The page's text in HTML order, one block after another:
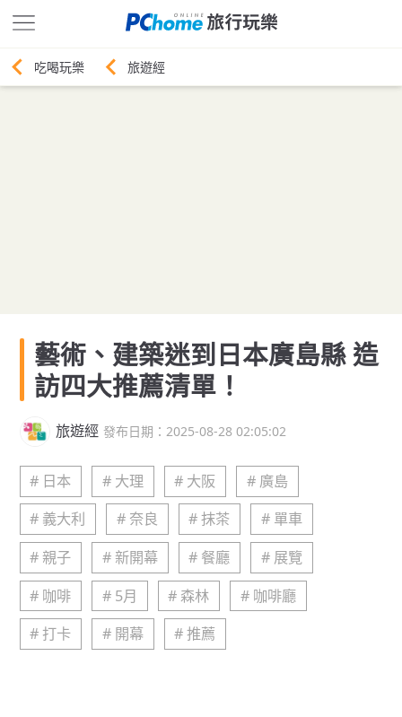
旅遊經
藝術、建築迷到日本廣島縣 造
訪四大推薦清單！
旅遊經 發布日期：2025-08-28 02:05:02
# 日本 # 大理 # 大阪
# 廣島
# 義大利
# 奈良 # 抹茶
# 單車
# 親子
# 新開幕 # 餐廳
# 展覽
# 咖啡
# 5月 # 森林
# 咖啡廳
# 打卡
# 開幕 # 推薦